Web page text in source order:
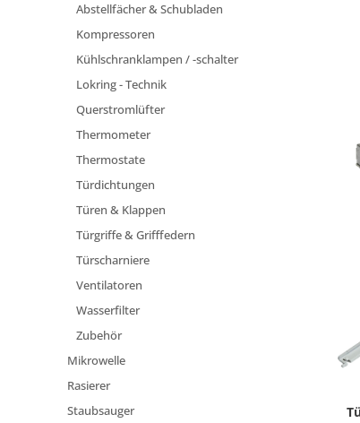
Abstellfächer & Schubladen
Kompressoren
Kühlschranklampen / -schalter
Lokring - Technik
Querstromlüfter
Thermometer
Thermostate
Türdichtungen
Türen & Klappen
Türgriffe & Grifffedern
Türscharniere
Ventilatoren
Wasserfilter
Zubehör
Mikrowelle
Rasierer
Staubsauger